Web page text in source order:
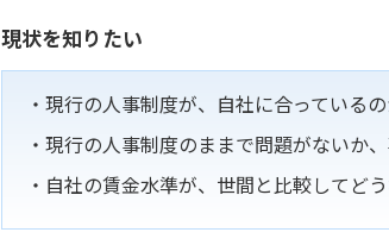
現状を知りたい
現行の人事制度が、自社に合っている
現行の人事制度のままで問題がないか
自社の賃金水準が、世間と比較して